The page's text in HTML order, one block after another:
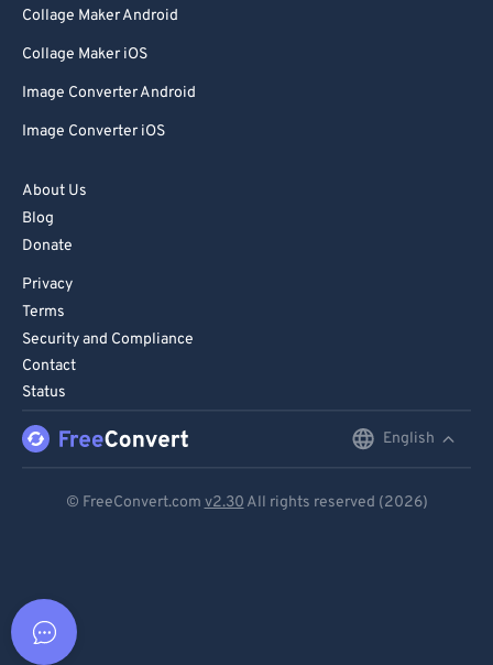
Collage Maker Android
Collage Maker iOS
Image Converter Android
Image Converter iOS
About Us
Blog
Donate
Privacy
Terms
Security and Compliance
Contact
Status
English
© FreeConvert.com v2.30 All rights reserved (2026)